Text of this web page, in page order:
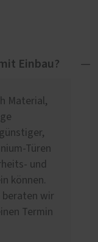
Einbau?
Material,
Türen
und
können.
beraten wir
Termin